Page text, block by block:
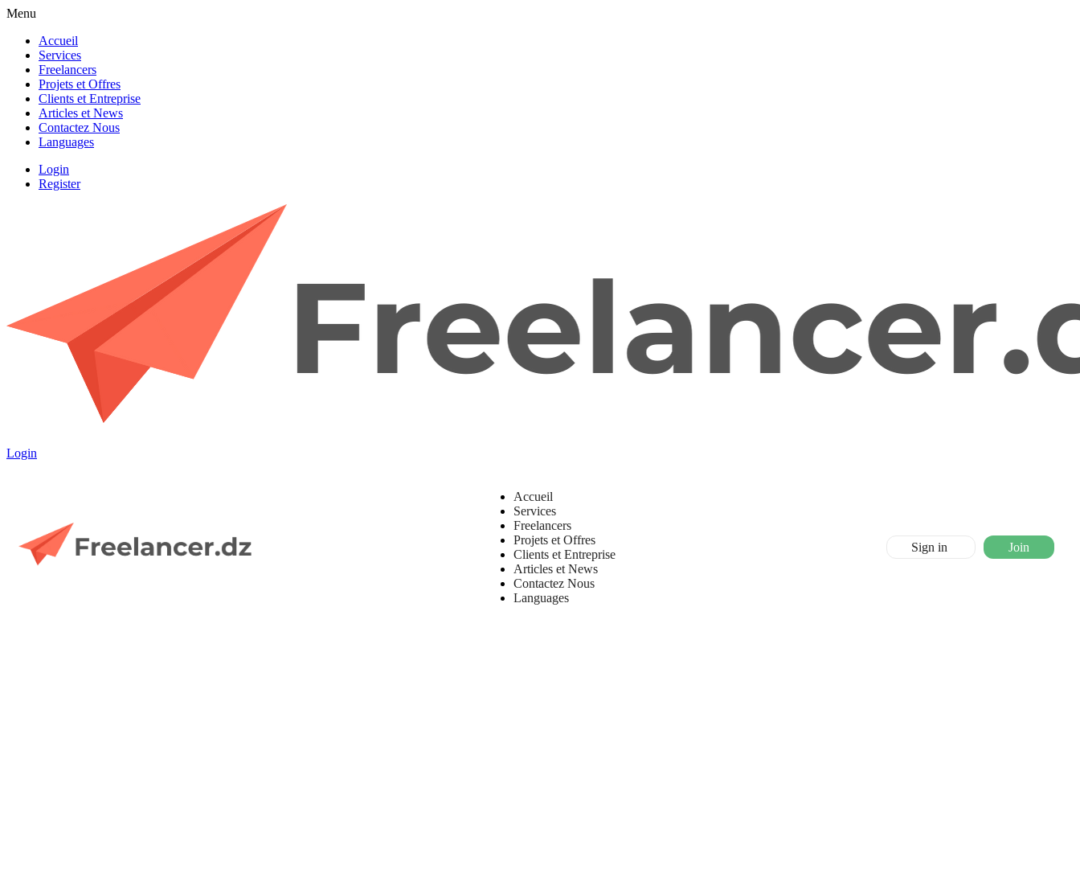
Menu
Accueil
Services
Freelancers
Projets et Offres
Clients et Entreprise
Articles et News
Contactez Nous
Languages
Login
Register
Login
Accueil
Services
Freelancers
Projets et Offres
Clients et Entreprise
Articles et News
Contactez Nous
Languages
Sign in Join